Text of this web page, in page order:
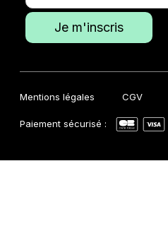
Mentions légales CGV
Paiement sécurisé :